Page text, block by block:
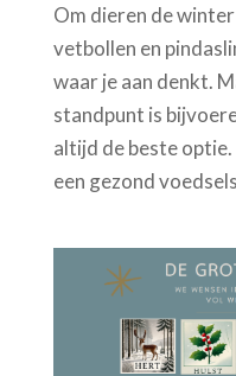
Om dieren de
vetbollen en
waar je aan denkt.
standpunt is
altijd de beste
een gezond